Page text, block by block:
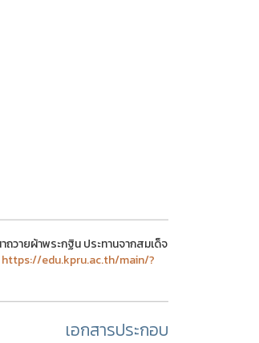
วายผ้าพระกฐิน ประทานจากสมเด็จ
https://edu.kpru.ac.th/main/?
เอกสารประกอบ